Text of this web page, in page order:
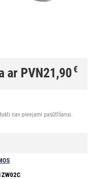
ar PVN21,90€
nav pieejami pasūtīšanai.